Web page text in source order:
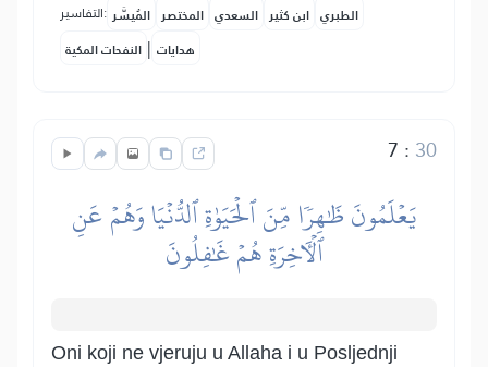
التفاسير: المُيسَّر المختصر السعدي ابن كثير الطبري
النفحات المكية | هدايات
7 : 30
يَعۡلَمُونَ ظَٰهِرٗا مِّنَ ٱلۡحَيَوٰةِ ٱلدُّنۡيَا وَهُمۡ عَنِ
ٱلۡأٓخِرَةِ هُمۡ غَٰفِلُونَ
Oni koji ne vjeruju u Allaha i u Posljednji